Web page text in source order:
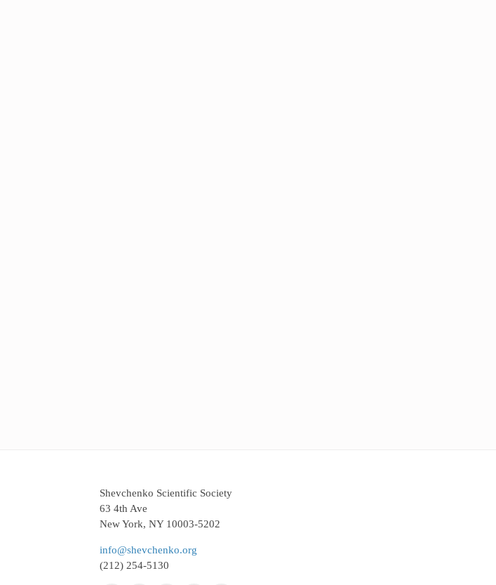
Shevchenko Scientific Society
63 4th Ave
New York, NY 10003-5202
info@shevchenko.org
(212) 254-5130